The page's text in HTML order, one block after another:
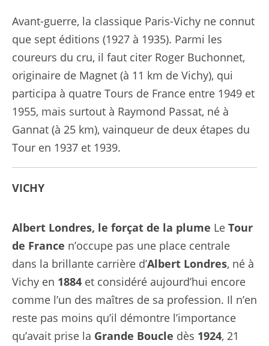
Avant-guerre, la classique Paris-Vichy ne connut
que sept éditions (1927 à 1935). Parmi les
coureurs du cru, il faut citer Roger Buchonnet,
originaire de Magnet (à 11 km de Vichy), qui
participa à quatre Tours de France entre 1949 et
1955, mais surtout à Raymond Passat, né à
Gannat (à 25 km), vainqueur de deux étapes du
Tour en 1937 et 1939.
VICHY
Albert Londres, le forçat de la plume Le Tour
de France n’occupe pas une place centrale
dans la brillante carrière d’Albert Londres, né à
Vichy en 1884 et considéré aujourd’hui encore
comme l’un des maîtres de sa profession. Il n’en
reste pas moins qu’il démontre l’importance
qu’avait prise la Grande Boucle dès 1924, 21